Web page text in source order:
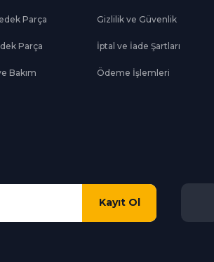
Parça
Parça
Bakım
Gizlilik ve Güvenlik
İptal ve İade Şartları
Ödeme İşlemleri
Kayıt Ol